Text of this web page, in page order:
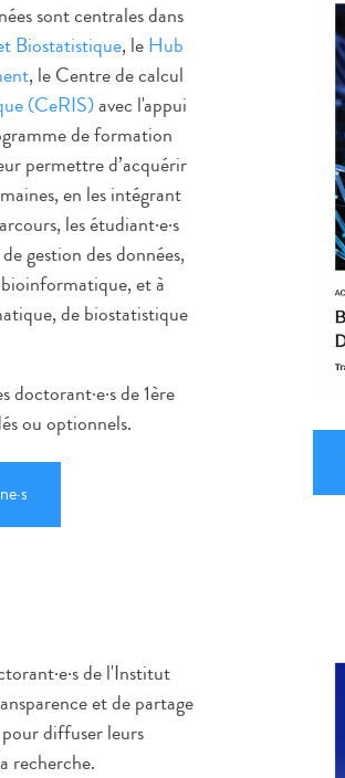
sont centrales dans
Biostatistique, leHub
, le Centre de calcul
(CeRIS)avec l'appui
de formation
permettre d’acquérir
en les intégrant
les étudiant·e·s
gestion des données,
et à
de biostatistique
doctorant·e·s de 1ère
ou optionnels.
de l'Institut
et de partage
diffuser leurs
recherche.